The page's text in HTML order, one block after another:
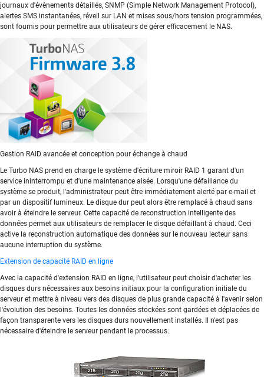
journaux d'évènements détaillés, SNMP (Simple Network Management Protocol),
alertes SMS instantanées, réveil sur LAN et mises sous/hors tension programmées,
sont fournis pour permettre aux utilisateurs de gérer efficacement le NAS.
Gestion RAID avancée et conception pour échange à chaud
Le Turbo NAS prend en charge le système d'écriture miroir RAID 1 garant d'un
service ininterrompu et d'une maintenance aisée. Lorsqu'une défaillance du
système se produit, l'administrateur peut être immédiatement alerté par e-mail et
par un dispositif lumineux. Le disque dur peut alors être remplacé à chaud sans
avoir à éteindre le serveur. Cette capacité de reconstruction intelligente des
données permet aux utilisateurs de remplacer le disque défaillant à chaud. Ceci
active la reconstruction automatique des données sur le nouveau lecteur sans
aucune interruption du système.
Extension de capacité RAID en ligne
Avec la capacité d'extension RAID en ligne, l'utilisateur peut choisir d'acheter les
disques durs nécessaires aux besoins initiaux pour la configuration initiale du
serveur et mettre à niveau vers des disques de plus grande capacité à l'avenir selon
l'évolution des besoins. Toutes les données stockées sont gardées et déplacées de
façon transparente vers les disques durs nouvellement installés. Il n'est pas
nécessaire d'éteindre le serveur pendant le processus.